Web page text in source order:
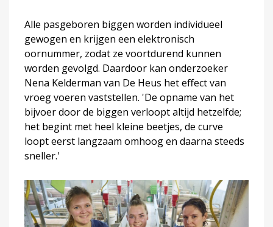
Alle pasgeboren biggen worden individueel
gewogen en krijgen een elektronisch
oornummer, zodat ze voortdurend kunnen
worden gevolgd. Daardoor kan onderzoeker
Nena Kelderman van De Heus het effect van
vroeg voeren vaststellen. 'De opname van het
bijvoer door de biggen verloopt altijd hetzelfde;
het begint met heel kleine beetjes, de curve
loopt eerst langzaam omhoog en daarna steeds
sneller.'